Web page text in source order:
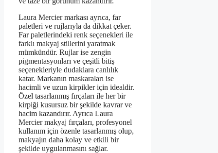
Laura Mercier markası ayrıca, far
paletleri ve rujlarıyla da dikkat çeker.
Far paletlerindeki renk seçenekleri ile
farklı makyaj stillerini yaratmak
mümkündür. Rujlar ise zengin
pigmentasyonları ve çeşitli bitiş
seçenekleriyle dudaklara canlılık
katar. Markanın maskaraları ise
hacimli ve uzun kirpikler için idealdir.
Özel tasarlanmış fırçaları ile her bir
kirpiği kusursuz bir şekilde kavrar ve
hacim kazandırır. Ayrıca Laura
Mercier makyaj fırçaları, profesyonel
kullanım için özenle tasarlanmış olup,
makyajın daha kolay ve etkili bir
şekilde uygulanmasını sağlar.